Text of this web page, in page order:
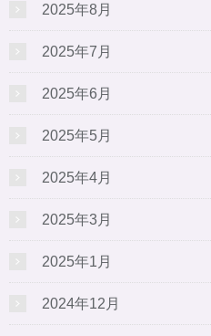
2025年8月
2025年7月
2025年6月
2025年5月
2025年4月
2025年3月
2025年1月
2024年12月